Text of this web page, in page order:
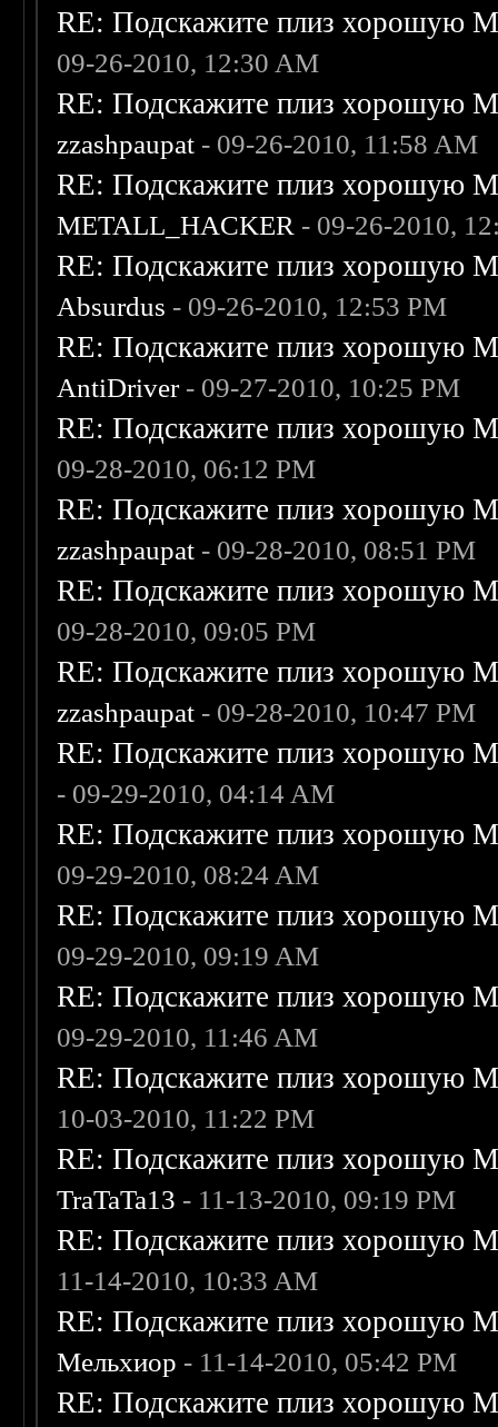
RE: Подскажите плиз хорошую
09-26-2010, 12:30 AM
RE: Подскажите плиз хорошую
zzashpaupat - 09-26-2010, 11:58 AM
RE: Подскажите плиз хорошую
METALL_HACKER - 09-26-2010,
RE: Подскажите плиз хорошую
Absurdus - 09-26-2010, 12:53 PM
RE: Подскажите плиз хорошую
AntiDriver- 09-27-2010, 10:25 PM
RE: Подскажите плиз хорошую
09-28-2010, 06:12 PM
RE: Подскажите плиз хорошую
zzashpaupat - 09-28-2010, 08:51 PM
RE: Подскажите плиз хорошую
09-28-2010, 09:05 PM
RE: Подскажите плиз хорошую
zzashpaupat - 09-28-2010, 10:47 PM
RE: Подскажите плиз хорошую
- 09-29-2010, 04:14 AM
RE: Подскажите плиз хорошую
09-29-2010, 08:24 AM
RE: Подскажите плиз хорошую
09-29-2010, 09:19 AM
RE: Подскажите плиз хорошую
09-29-2010, 11:46 AM
RE: Подскажите плиз хорошую
10-03-2010, 11:22 PM
RE: Подскажите плиз хорошую
TraTaTa13 - 11-13-2010, 09:19 PM
RE: Подскажите плиз хорошую
11-14-2010, 10:33 AM
RE: Подскажите плиз хорошую
Мельхиор - 11-14-2010, 05:42 PM
RE: Подскажите плиз хорошую